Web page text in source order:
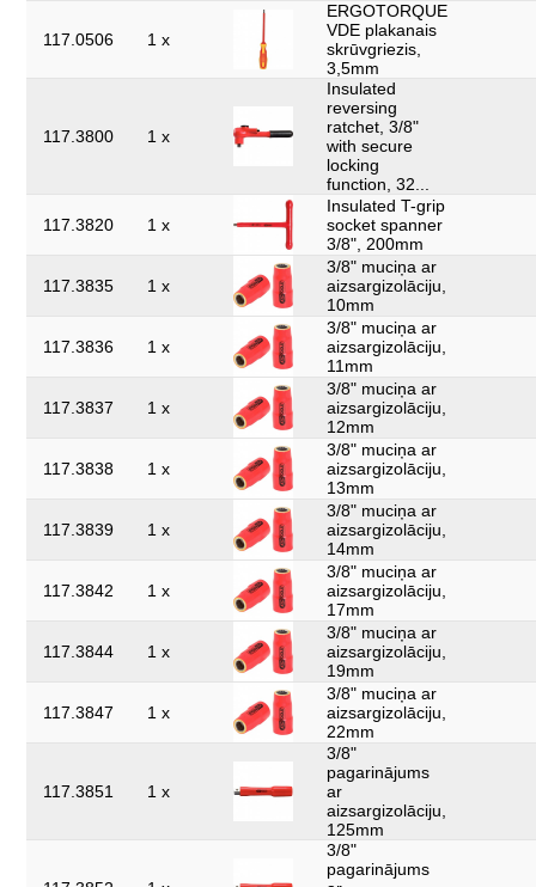
117.0506 1 x
ERGOTORQUE
VDE plakanais
skrūvgriezis,
3,5mm
117.3800 1 x
Insulated
reversing
ratchet, 3/8"
with secure
locking
function, 32...
117.3820 1 x
Insulated T-grip
socket spanner
3/8", 200mm
117.3835 1 x
3/8" muciņa ar
aizsargizolāciju,
10mm
117.3836 1 x
3/8" muciņa ar
aizsargizolāciju,
11mm
117.3837 1 x
3/8" muciņa ar
aizsargizolāciju,
12mm
117.3838 1 x
3/8" muciņa ar
aizsargizolāciju,
13mm
117.3839 1 x
3/8" muciņa ar
aizsargizolāciju,
14mm
117.3842 1 x
3/8" muciņa ar
aizsargizolāciju,
17mm
117.3844 1 x
3/8" muciņa ar
aizsargizolāciju,
19mm
117.3847 1 x
3/8" muciņa ar
aizsargizolāciju,
22mm
117.3851 1 x
3/8"
pagarinājums
ar
aizsargizolāciju,
125mm
3/8"
pagarinājums